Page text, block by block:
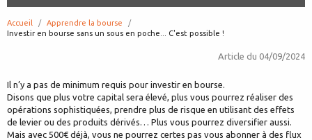
Accueil
Apprendre la bourse
page:
Investir en bourse sans un sous en poche... C'est possible !
Article du 04/09/2024
Il n’y a pas de minimum requis pour investir en bourse.
Disons que plus votre capital sera élevé, plus vous pourrez réaliser des
opérations sophistiquées, prendre plus de risque en utilisant des effets
de levier ou des produits dérivés… Plus vous pourrez diversifier aussi.
Mais avec 500€ déjà, vous ne pourrez certes pas vous abonner à des flux